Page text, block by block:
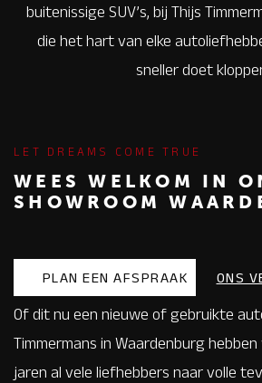
buitenissige SUV’s, bij Thijs
die het hart van elke
sneller doet
LET DREAMS COME TRUE
WEES WELKOM IN
SHOWROOM
PLAN EEN AFSPRAAK ONS
Of dit nu een nieuwe of gebruikte
Timmermans in Waardenburg
jaren al vele liefhebbers naar volle